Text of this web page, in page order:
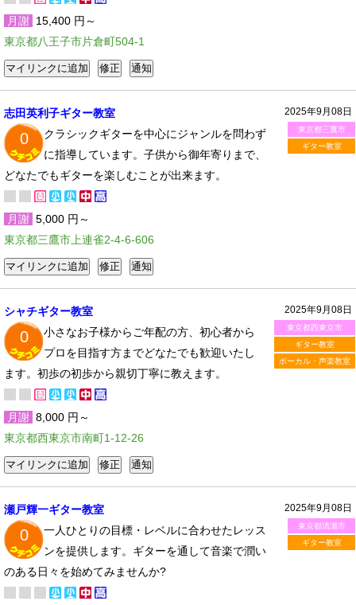
月謝 15,400 円～
東京都八王子市片倉町504-1
2025年9月08日
東京都三鷹市
ギター教室
志田英利子ギター教室
0
クラシックギターを中心にジャンルを問わず
に指導しています。子供から御年寄りまで、
どなたでもギターを楽しむことが出来ます。
月謝 5,000 円～
東京都三鷹市上連雀2-4-6-606
2025年9月08日
東京都西東京市
ギター教室
ボーカル・声楽教室
シャチギター教室
0
小さなお子様からご年配の方、初心者から
プロを目指す方までどなたでも歓迎いたし
ます。初歩の初歩から親切丁寧に教えます。
月謝 8,000 円～
東京都西東京市南町1-12-26
2025年9月08日
東京都清瀬市
ギター教室
瀬戸輝一ギター教室
0
一人ひとりの目標・レベルに合わせたレッス
ンを提供します。ギターを通して音楽で潤い
のある日々を始めてみませんか?